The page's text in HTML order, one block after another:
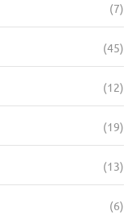
(7)
(45)
(12)
(19)
(13)
(6)